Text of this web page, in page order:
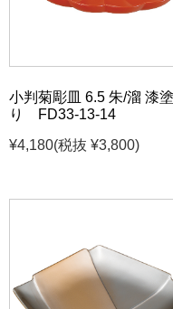
小判菊彫皿 6.5 朱/溜 漆塗
り FD33-13-14
¥4,180(税抜 ¥3,800)